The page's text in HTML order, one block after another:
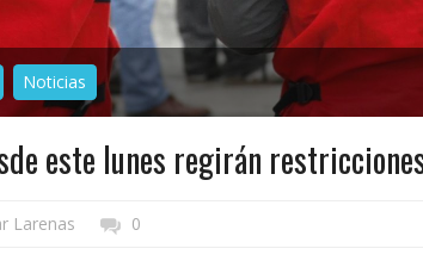
Noticias
este lunes regirán
Larenas 0